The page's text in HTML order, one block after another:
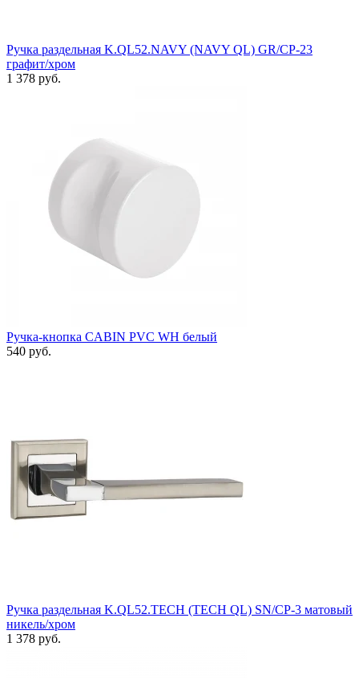
Ручка раздельная K.QL52.NAVY (NAVY QL) GR/CP-23
графит/хром
1 378 руб.
Ручка-кнопка CABIN PVC WH белый
540 руб.
Ручка раздельная K.QL52.TECH (TECH QL) SN/CP-3 матовый
никель/хром
1 378 руб.